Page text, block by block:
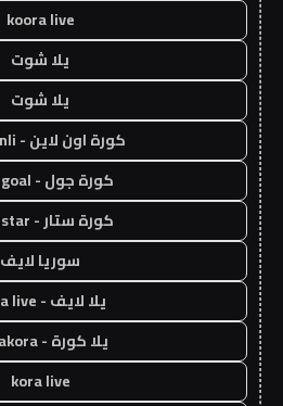
koora live
يلا شوت
يلا شوت
كورة اون لاين - kora onli
كورة جول - kora goal
كورة ستار - kora star
سوريا لايف
يلا لايف - yalla live
يلا كورة - yallakora
kora live